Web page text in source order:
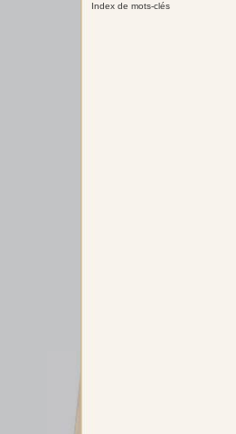
Index de mots-clés